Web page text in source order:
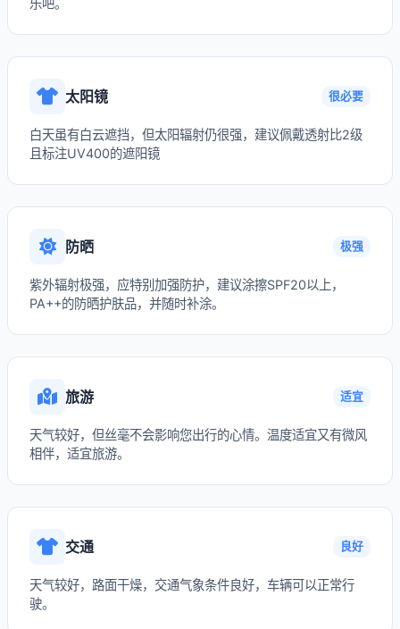
乐吧。
太阳镜 很必要
白天虽有白云遮挡，但太阳辐射仍很强，建议佩戴透射比2级
且标注UV400的遮阳镜
防晒 极强
紫外辐射极强，应特别加强防护，建议涂擦SPF20以上，
PA++的防晒护肤品，并随时补涂。
旅游 适宜
天气较好，但丝毫不会影响您出行的心情。温度适宜又有微风
相伴，适宜旅游。
交通 良好
天气较好，路面干燥，交通气象条件良好，车辆可以正常行
驶。